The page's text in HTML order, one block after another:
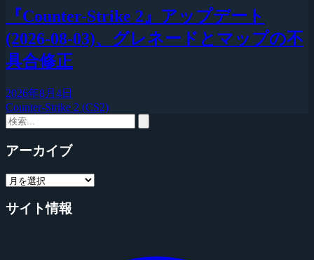
『Counter-Strike 2』アップデート
(2026-08-03)、グレネードとマップの不
具合修正
2026年8月4日
Counter-Strike 2 (CS2)
アーカイブ
サイト情報